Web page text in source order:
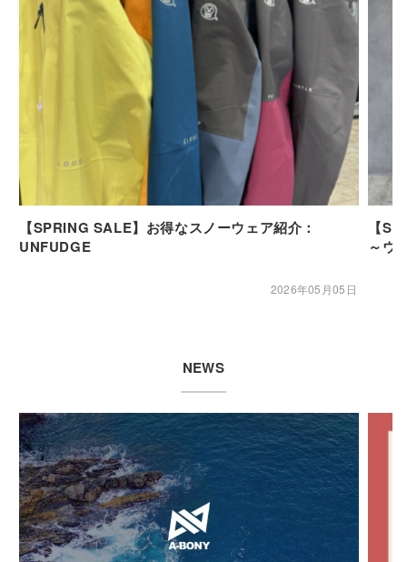
【SPRING SALE】お得なスノーウェア紹介：
UNFUDGE
2026年05月05日
【
～ウ
NEWS